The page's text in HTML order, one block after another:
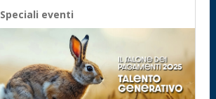
Speciali eventi